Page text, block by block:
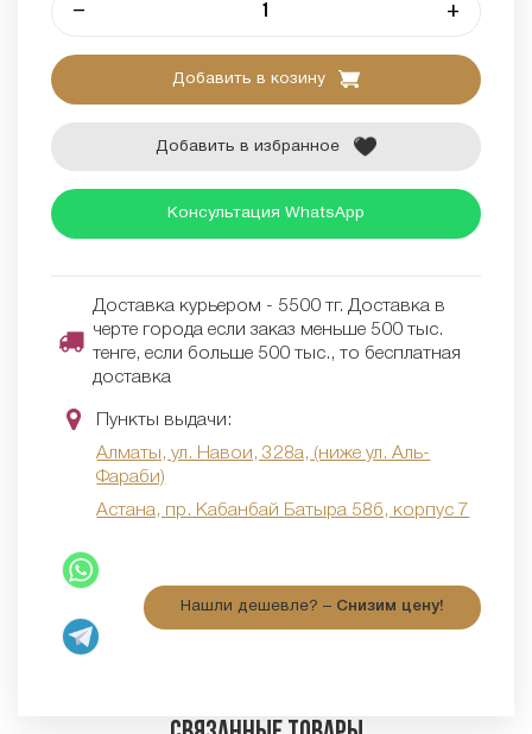
– +
Добавить в козину
Добавить в избранное
Консультация WhatsApp
Доставка курьером - 5500 тг. Доставка в
черте города если заказ меньше 500 тыс.
тенге, если больше 500 тыс., то бесплатная
доставка
Пункты выдачи:
Алматы, ул. Навои, 328а, (ниже ул. Аль-
Фараби)
Астана, пр. Кабанбай Батыра 58б, корпус 7
Нашли дешевле? – Снизим цену!